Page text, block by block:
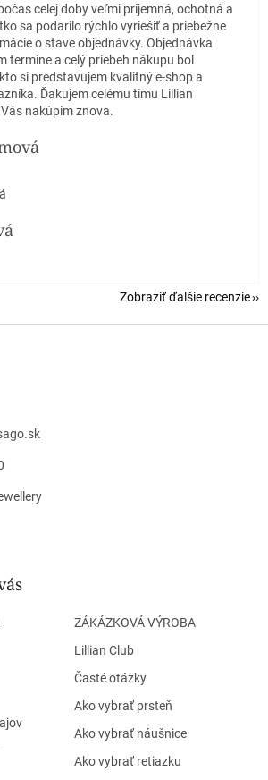
celej doby veľmi príjemná, ochotná a
sa podarilo rýchlo vyriešiť a priebežne
o stave objednávky. Objednávka
termíne a celý priebeh nákupu bol
si predstavujem kvalitný e-shop a
Ďakujem celému tímu Lillian
nakúpim znova.
je 5 z 5 hviezdičiek.
je 5 z 5 hviezdičiek.
Zobraziť ďalšie recenzie
ZÁKÁZKOVÁ VÝROBA
Lillian Club
Časté otázky
Ako vybrať prsteň
Ako vybrať náušnice
Ako vybrať retiazku